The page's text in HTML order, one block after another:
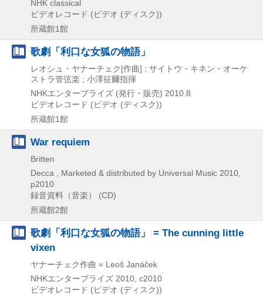
NHK classical
ビデオレコード (ビデオ (ディスク))
所蔵館1館
歌劇「利口な女狐の物語」
レオシュ・ヤナーチェク[作曲] ; サイトウ・キネン・オーケ
ストラ管弦楽 ; 小澤征爾指揮
NHKエンタープライズ (発行・販売) 2010.8
ビデオレコード (ビデオ (ディスク))
所蔵館1館
War requiem
Britten
Decca , Marketed & distributed by Universal Music 2010,
p2010
録音資料（音楽） (CD)
所蔵館2館
歌劇「利口な女狐の物語」 = The cunning little
vixen
ヤナーチェク作曲 = Leoš Janáček
NHKエンタープライズ 2010, c2010
ビデオレコード (ビデオ (ディスク))